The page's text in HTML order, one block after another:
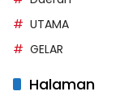
UTAMA
GELAR
Halaman